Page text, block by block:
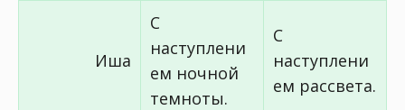
Иша
С
наступлени
ем ночной
темноты.
С
наступлени
ем рассвета.